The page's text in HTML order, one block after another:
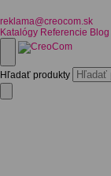
reklama@creocom.sk
Katalógy Referencie Blog
Hľadať produkty